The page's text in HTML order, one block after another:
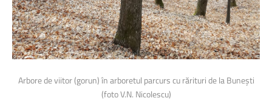
Arbore de viitor (gorun) în arboretul parcurs cu rărituri de la Bunești
(foto V.N. Nicolescu)